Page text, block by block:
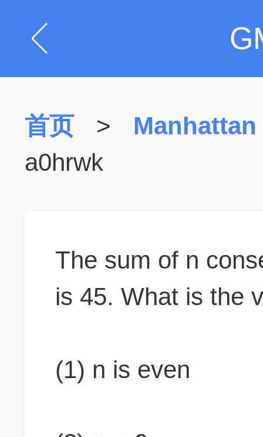
首页 >
Manhattan
a0hrwk
The sum of n
is 45. What is the
(1) n is even